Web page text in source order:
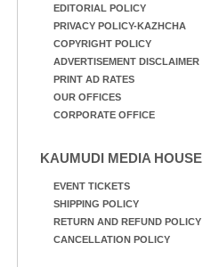
EDITORIAL POLICY
PRIVACY POLICY-KAZHCHA
COPYRIGHT POLICY
ADVERTISEMENT DISCLAIMER
PRINT AD RATES
OUR OFFICES
CORPORATE OFFICE
KAUMUDI MEDIA HOUSE
EVENT TICKETS
SHIPPING POLICY
RETURN AND REFUND POLICY
CANCELLATION POLICY